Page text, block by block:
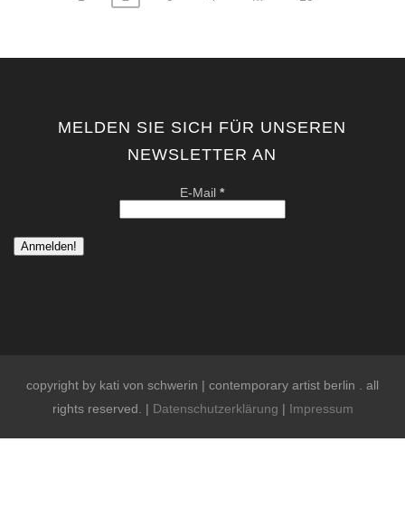
Beiträge
MELDEN SIE SICH FÜR UNSEREN
NEWSLETTER AN
E-Mail*
copyright by kati von schwerin | contemporary artist berlin . all
rights reserved. | Datenschutzerklärung | Impressum